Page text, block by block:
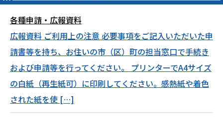
各種申請・広報資料
広報資料 ご利用上の注意 必要事項をご記入いただいた申
請書等を持ち、お住いの市（区）町の担当窓口で手続き
および申請等を行ってください。 プリンターでA4サイズ
の白紙（再生紙可）に印刷してください。感熱紙や着色
された紙を使 […]